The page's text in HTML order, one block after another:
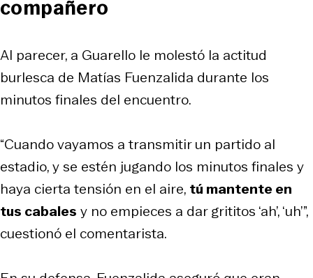
compañero
Al parecer, a Guarello le molestó la actitud
burlesca de Matías Fuenzalida durante los
minutos finales del encuentro.
“Cuando vayamos a transmitir un partido al
estadio, y se estén jugando los minutos finales y
haya cierta tensión en el aire, tú mantente en
tus cabales y no empieces a dar grititos ‘ah’, ‘uh’”,
cuestionó el comentarista.